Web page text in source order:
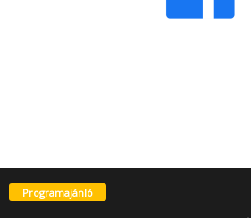
Programajánló